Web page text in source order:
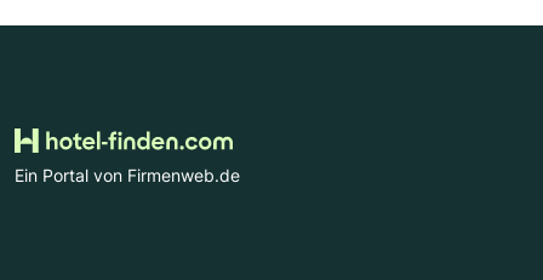
Ein Portal von Firmenweb.de